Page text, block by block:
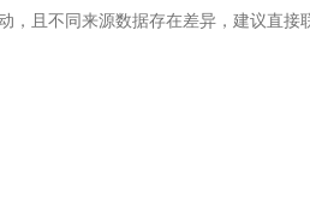
，且不同来源数据存在差异，建议直